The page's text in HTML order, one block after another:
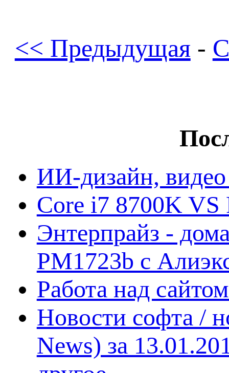
<< Предыдущая-
ИИ-дизайн,
Core i7 8700K VS
Энтерпрайз -
PM1723b с
Работа над
Новости софта /
News) за